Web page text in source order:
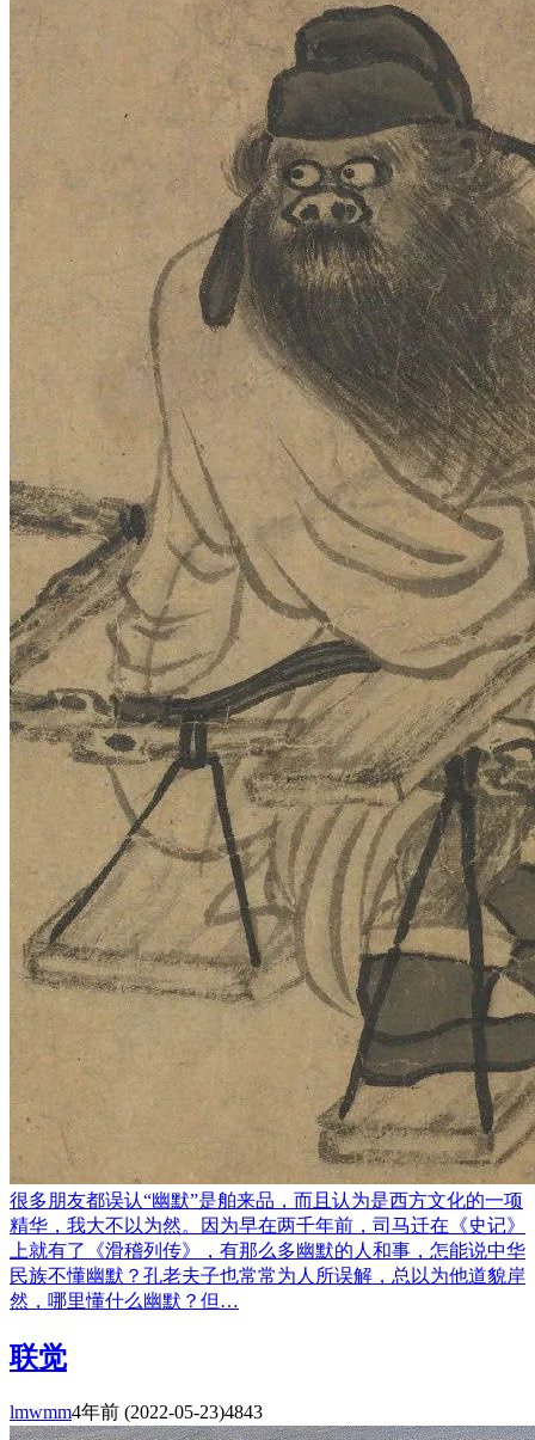
很多朋友都误认“幽默”是舶来品，而且认为是西方文化的一项
精华，我大不以为然。因为早在两千年前，司马迁在《史记》
上就有了《滑稽列传》，有那么多幽默的人和事，怎能说中华
民族不懂幽默？孔老夫子也常常为人所误解，总以为他道貌岸
然，哪里懂什么幽默？但…
联觉
lmwmm4年前 (2022-05-23)4843